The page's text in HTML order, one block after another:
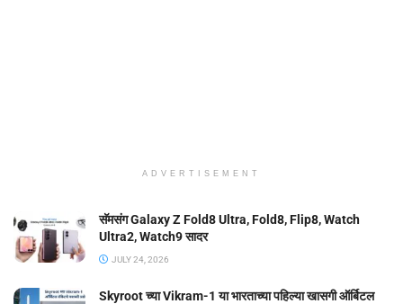
ADVERTISEMENT
सॅमसंग Galaxy Z Fold8 Ultra, Fold8, Flip8, Watch
Ultra2, Watch9 सादर
JULY 24, 2026
Skyroot च्या Vikram-1 या भारताच्या पहिल्या खासगी ऑर्बिटल